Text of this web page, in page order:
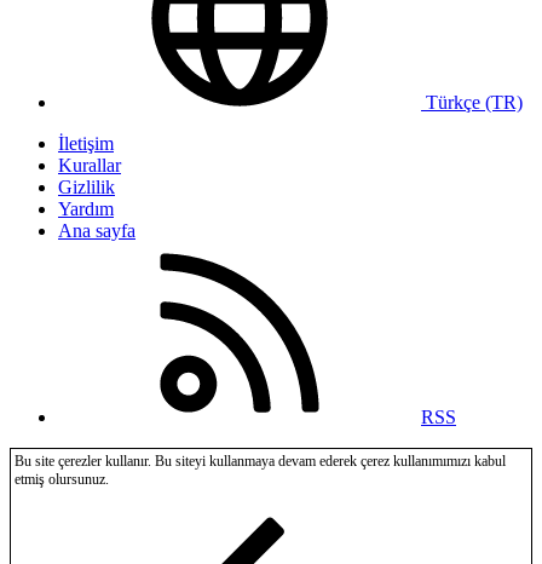
Türkçe (TR)
İletişim
Kurallar
Gizlilik
Yardım
Ana sayfa
RSS
Bu site çerezler kullanır. Bu siteyi kullanmaya devam ederek çerez kullanımımızı kabul
etmiş olursunuz.